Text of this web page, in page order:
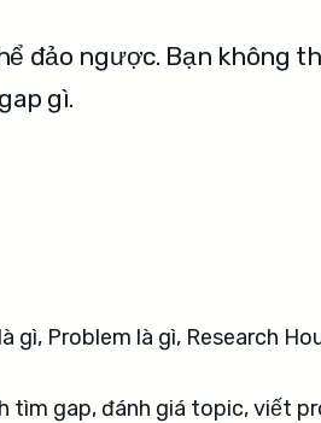
đảo ngược. Bạn không
gì.
gì, Problem là gì, Research
tìm gap, đánh giá topic, viết